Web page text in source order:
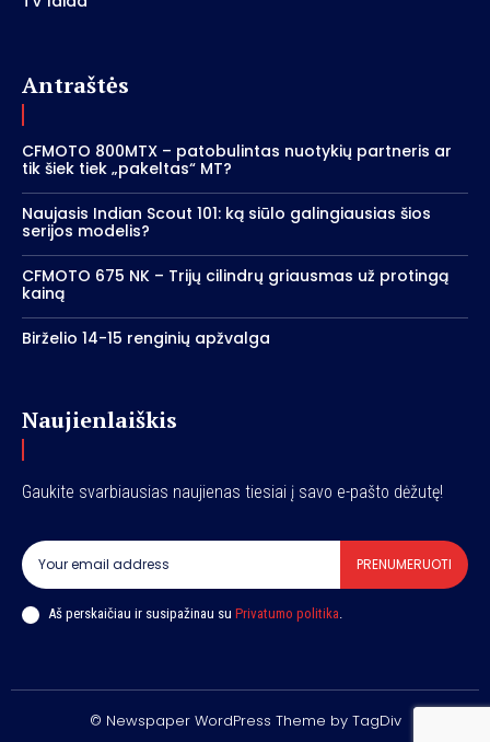
Antraštės
CFMOTO 800MTX – patobulintas nuotykių partneris ar
tik šiek tiek „pakeltas“ MT?
Naujasis Indian Scout 101: ką siūlo galingiausias šios
serijos modelis?
CFMOTO 675 NK – Trijų cilindrų griausmas už protingą
kainą
Birželio 14-15 renginių apžvalga
Naujienlaiškis
Gaukite svarbiausias naujienas tiesiai į savo e-pašto dėžutę!
PRENUMERUOTI
Aš perskaičiau ir susipažinau su Privatumo politika.
© Newspaper WordPress Theme by TagDiv